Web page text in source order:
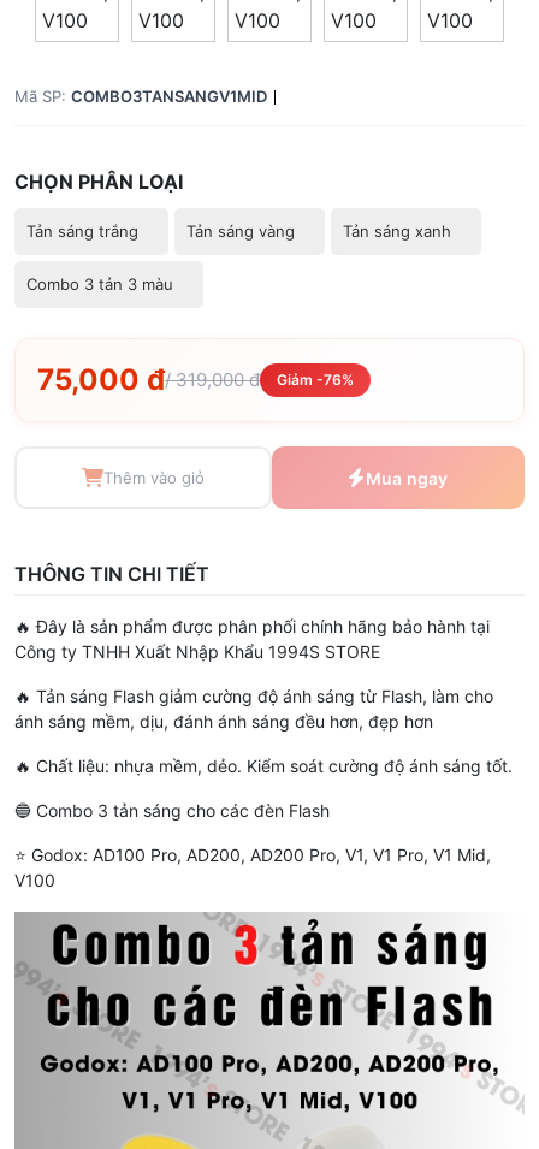
Mã SP: COMBO3TANSANGV1MID
CHỌN PHÂN LOẠI
Tản sáng trắng Tản sáng vàng Tản sáng xanh
Combo 3 tản 3 màu
75,000 đ/ 319,000 đ Giảm -76%
Thêm vào giỏ Mua ngay
THÔNG TIN CHI TIẾT
🔥 Đây là sản phẩm được phân phối chính hãng bảo hành tại
Công ty TNHH Xuất Nhập Khẩu 1994S STORE
🔥 Tản sáng Flash giảm cường độ ánh sáng từ Flash, làm cho
ánh sáng mềm, dịu, đánh ánh sáng đều hơn, đẹp hơn
🔥 Chất liệu: nhựa mềm, dẻo. Kiểm soát cường độ ánh sáng tốt.
🔵 Combo 3 tản sáng cho các đèn Flash
⭐️ Godox: AD100 Pro, AD200, AD200 Pro, V1, V1 Pro, V1 Mid,
V100